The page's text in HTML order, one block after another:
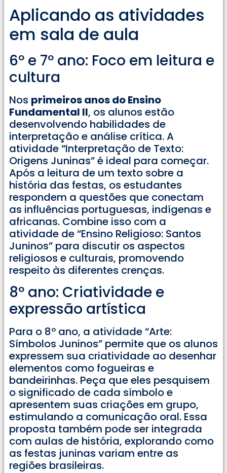
Aplicando as atividades
em sala de aula
6º e 7º ano: Foco em leitura e
cultura
Nos primeiros anos do Ensino
Fundamental II, os alunos estão
desenvolvendo habilidades de
interpretação e análise crítica. A
atividade “Interpretação de Texto:
Origens Juninas” é ideal para começar.
Após a leitura de um texto sobre a
história das festas, os estudantes
respondem a questões que conectam
as influências portuguesas, indígenas e
africanas. Combine isso com a
atividade de “Ensino Religioso: Santos
Juninos” para discutir os aspectos
religiosos e culturais, promovendo
respeito às diferentes crenças.
8º ano: Criatividade e
expressão artística
Para o 8º ano, a atividade “Arte:
Símbolos Juninos” permite que os alunos
expressem sua criatividade ao desenhar
elementos como fogueiras e
bandeirinhas. Peça que eles pesquisem
o significado de cada símbolo e
apresentem suas criações em grupo,
estimulando a comunicação oral. Essa
proposta também pode ser integrada
com aulas de história, explorando como
as festas juninas variam entre as
regiões brasileiras.